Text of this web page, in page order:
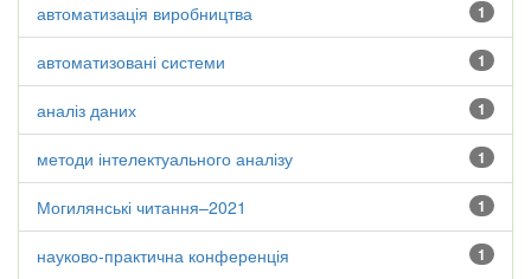
1
автоматизація виробництва
1
автоматизовані системи
1
аналіз даних
1
методи інтелектуального аналізу
1
Могилянські читання–2021
1
науково-практична конференція